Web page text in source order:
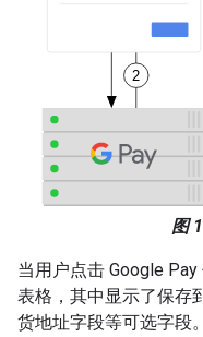
图
当用户点击 Google
表格，其中显示了保存
货地址字段等可选字段